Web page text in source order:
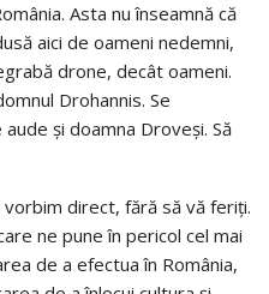
Asta nu înseamnă că
aici de oameni nedemni,
drone, decât oameni.
Drohannis. Se
și doamna Droveși. Să
direct, fără să vă feriți.
ne pune în pericol cel mai
de a efectua în România,